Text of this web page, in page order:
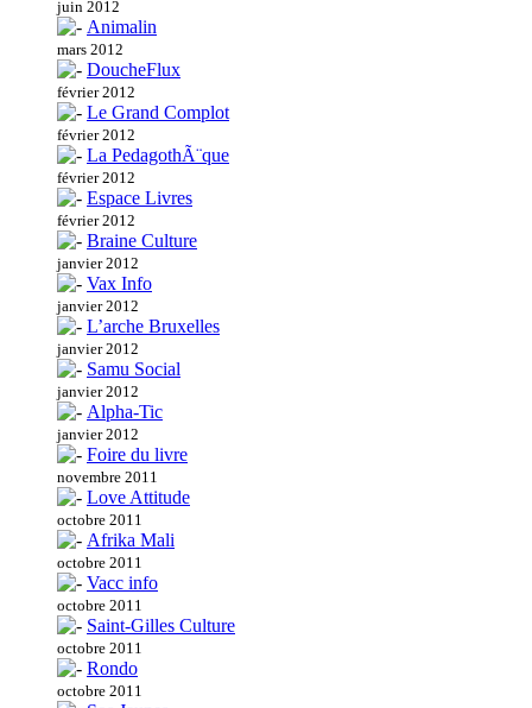
juin 2012
Animalin
mars 2012
DoucheFlux
février 2012
Le Grand Complot
février 2012
La PedagothÃ¨que
février 2012
Espace Livres
février 2012
Braine Culture
janvier 2012
Vax Info
janvier 2012
L’arche Bruxelles
janvier 2012
Samu Social
janvier 2012
Alpha-Tic
janvier 2012
Foire du livre
novembre 2011
Love Attitude
octobre 2011
Afrika Mali
octobre 2011
Vacc info
octobre 2011
Saint-Gilles Culture
octobre 2011
Rondo
octobre 2011